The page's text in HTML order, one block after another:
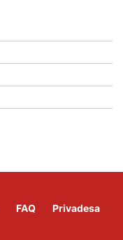
FAQ Privadesa